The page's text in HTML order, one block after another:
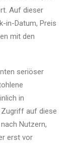
Auf dieser
in-Datum, Preis
mit den
seriöser
in
auf diese
Nutzern,
erst vor